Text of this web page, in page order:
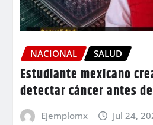
NACIONAL SALUD
Estudiante mexicano
detectar cáncer antes
Ejemplomx Jul 24,